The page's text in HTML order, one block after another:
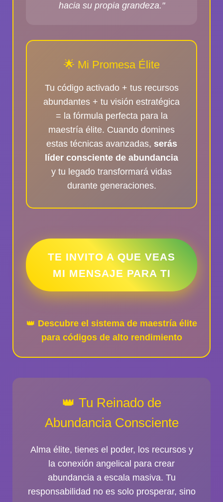
hacia su propia grandeza."
🌟 Mi Promesa Élite
Tu código activado + tus recursos
abundantes + tu visión estratégica
= la fórmula perfecta para la
maestría élite. Cuando domines
estas técnicas avanzadas, serás
líder consciente de abundancia
y tu legado transformará vidas
durante generaciones.
TE INVITO A QUE VEAS
MI MENSAJE PARA TI
👑 Descubre el sistema de maestría élite
para códigos de alto rendimiento
👑 Tu Reinado de
Abundancia Consciente
Alma élite, tienes el poder, los recursos y
la conexión angelical para crear
abundancia a escala masiva. Tu
responsabilidad no es solo prosperar, sino